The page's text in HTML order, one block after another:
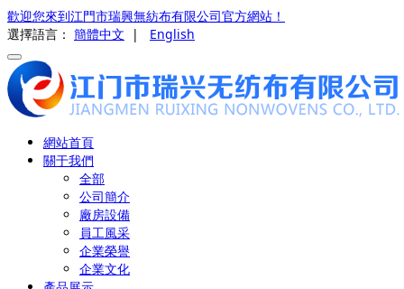
歡迎您來到江門市瑞興無紡布有限公司官方網站！
選擇語言： 簡體中文 | English
網站首頁
關于我們
全部
公司簡介
廠房設備
員工風采
企業榮譽
企業文化